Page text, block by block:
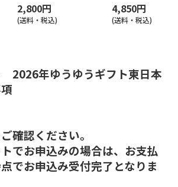
2,800円
(送料・税込)
4,850円
(送料・税込)
2026年ゆうゆうギフト東日本
確認ください。
でお申込みの場合は、お支払
でお申込み受付完了となりま